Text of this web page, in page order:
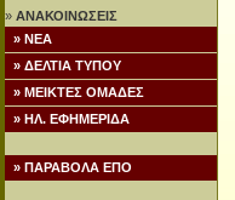
» ΑΝΑΚΟΙΝΩΣΕΙΣ
» ΝΕΑ
» ΔΕΛΤΙΑ ΤΥΠΟΥ
» ΜΕΙΚΤΕΣ ΟΜΑΔΕΣ
» ΗΛ. ΕΦΗΜΕΡΙΔΑ
» ΠΑΡΑΒΟΛΑ ΕΠΟ